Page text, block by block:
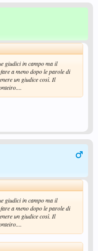
giudici in campo ma il
a meno dopo le parole di
un giudice così. Il
giudici in campo ma il
a meno dopo le parole di
un giudice così. Il